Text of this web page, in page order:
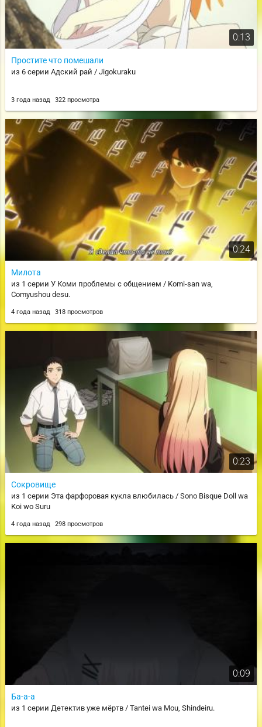
0:13
Простите что помешали
из 6 серии Адский рай / Jigokuraku
3 года назад 322 просмотра
0:24
Милота
из 1 серии У Коми проблемы с общением / Komi-san wa,
Comyushou desu.
4 года назад 318 просмотров
0:23
Сокровище
из 1 серии Эта фарфоровая кукла влюбилась / Sono Bisque Doll wa
Koi wo Suru
4 года назад 298 просмотров
0:09
Ба-а-а
из 1 серии Детектив уже мёртв / Tantei wa Mou, Shindeiru.